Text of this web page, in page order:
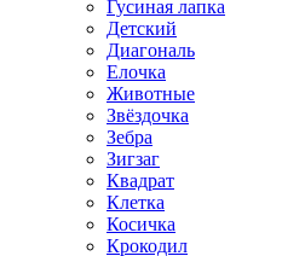
Гусиная лапка
Детский
Диагональ
Елочка
Животные
Звёздочка
Зебра
Зигзаг
Квадрат
Клетка
Косичка
Крокодил